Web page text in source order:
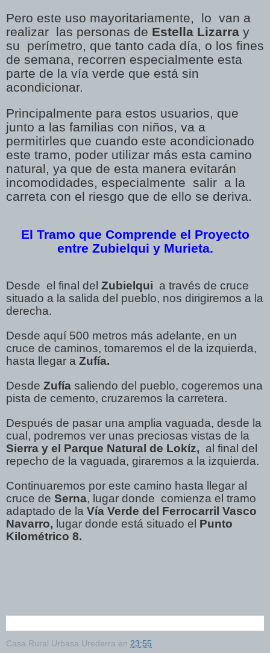
Pero este uso mayoritariamente, lo van a
realizar las personas de Estella Lizarra y
su perímetro, que tanto cada día, o los fines
de semana, recorren especialmente esta
parte de la vía verde que está sin
acondicionar.
Principalmente para estos usuarios, que
junto a las familias con niños, va a
permitirles que cuando este acondicionado
este tramo, poder utilizar más esta camino
natural, ya que de esta manera evitarán
incomodidades, especialmente salir a la
carreta con el riesgo que de ello se deriva.
El Tramo que Comprende el Proyecto
entre Zubielqui y Murieta.
Desde el final del Zubielqui a través de cruce
situado a la salida del pueblo, nos dirigiremos a la
derecha.
Desde aquí 500 metros más adelante, en un
cruce de caminos, tomaremos el de la izquierda,
hasta llegar a Zufía.
Desde Zufía saliendo del pueblo, cogeremos una
pista de cemento, cruzaremos la carretera.
Después de pasar una amplia vaguada, desde la
cual, podremos ver unas preciosas vistas de la
Sierra y el Parque Natural de Lokíz, al final del
repecho de la vaguada, giraremos a la izquierda.
Continuaremos por este camino hasta llegar al
cruce de Serna, lugar donde comienza el tramo
adaptado de la Vía Verde del Ferrocarril Vasco
Navarro, lugar donde está situado el Punto
Kilométrico 8.
Casa Rural Urbasa Urederra en 23:55